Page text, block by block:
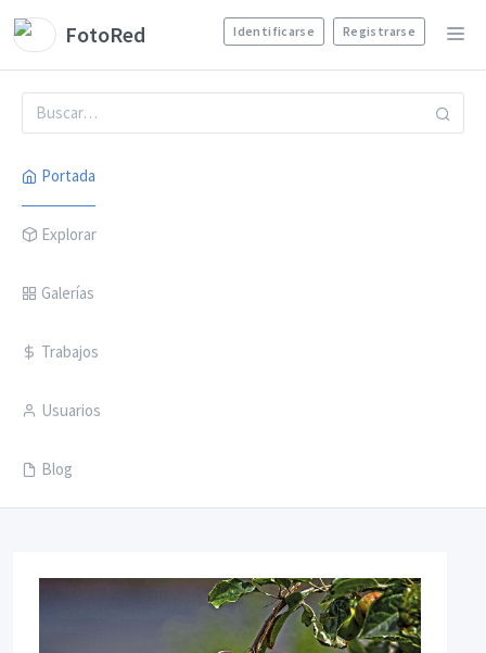
FotoRed Identificarse Registrarse
Portada
Explorar
Galerías
Trabajos
Usuarios
Blog